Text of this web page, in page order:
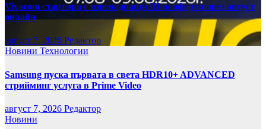
Vivacom стартира с изненадващи Шок оферти през август
онлайн
август 7, 2026 Редактор
Новини Технологии
Samsung пуска първата в света HDR10+ ADVANCED
стрийминг услуга в Prime Video
август 7, 2026 Редактор
Новини